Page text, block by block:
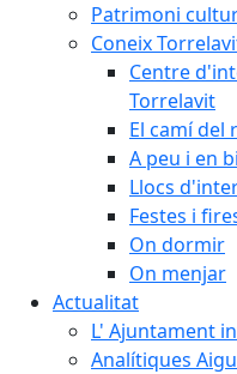
Patrimoni
Coneix
Centre
Torrelavit
El camí del
A peu i en
Llocs
Festes i
On dormir
On menjar
Actualitat
L' Ajuntament
Analítiques